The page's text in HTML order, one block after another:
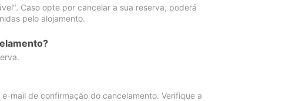
Caso opte por cancelar a sua reserva, poderá
pelo alojamento.
mail de confirmação do cancelamento. Verifique a